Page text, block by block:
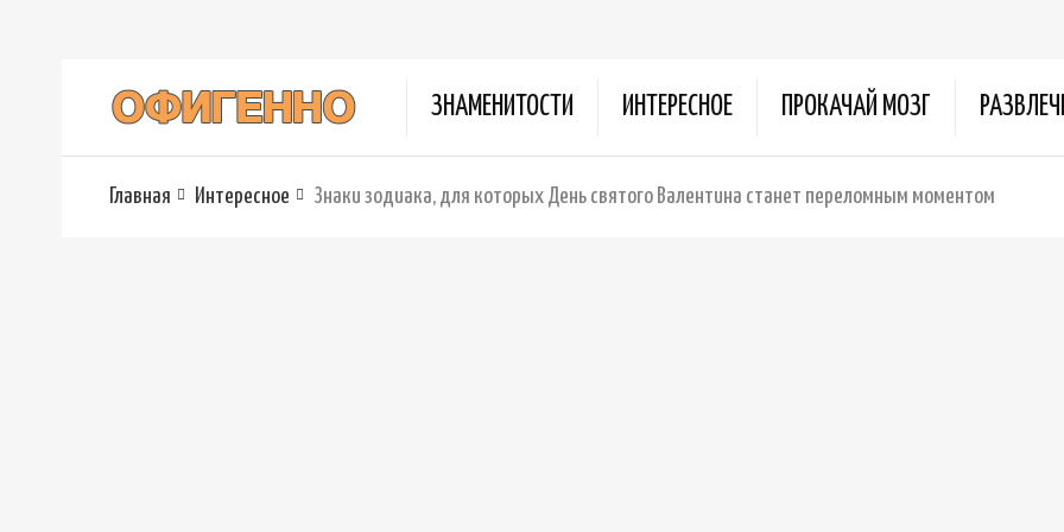
ЗНАМЕНИТОСТИ ИНТЕРЕСНОЕ ПРОКАЧАЙ МОЗГ
Главная Интересное Знаки зодиака, для которых День святого Валентина станет переломным моментом